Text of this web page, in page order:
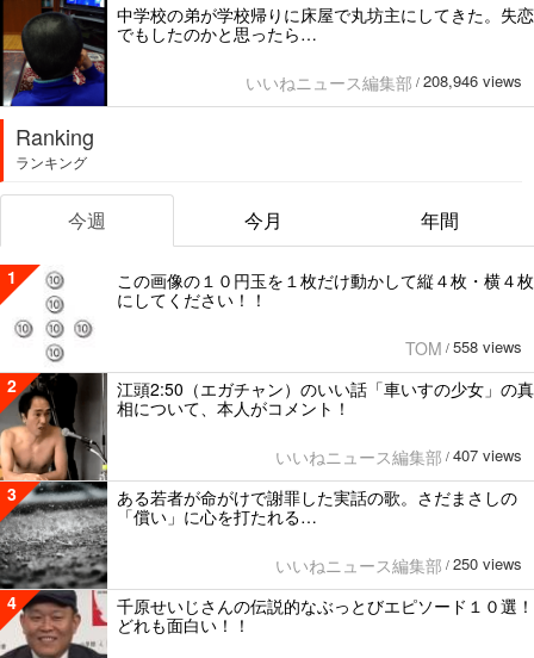
中学校の弟が学校帰りに床屋で丸坊主にしてきた。失恋
でもしたのかと思ったら…
いいねニュース編集部 / 208,946 views
Ranking
ランキング
今週 今月 年間
1
この画像の１０円玉を１枚だけ動かして縦４枚・横４枚
にしてください！！
TOM / 558 views
2
江頭2:50（エガチャン）のいい話「車いすの少女」の真
相について、本人がコメント！
いいねニュース編集部 / 407 views
3
ある若者が命がけで謝罪した実話の歌。さだまさしの
「償い」に心を打たれる…
いいねニュース編集部 / 250 views
4
千原せいじさんの伝説的なぶっとびエピソード１０選！
どれも面白い！！